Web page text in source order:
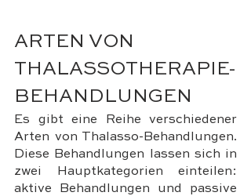
ARTEN VON
THALASSOTHERAPIE-
BEHANDLUNGEN
Es gibt eine Reihe verschiedener
Arten von Thalasso-Behandlungen.
Diese Behandlungen lassen sich in
zwei Hauptkategorien einteilen:
aktive Behandlungen und passive